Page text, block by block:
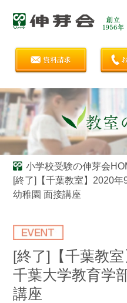
小学校受験の伸芽会
[終了]【千葉教室】2020
幼稚園 面接講座
[終了]【千葉教
千葉大学教育学
講座